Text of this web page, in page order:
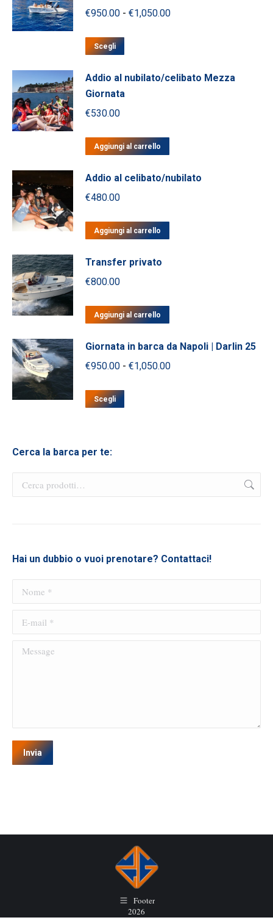
€1,100.00
Le
opzioni
scelte
nella
prodotto
€950.00 - €1,050.00Fascia
€950.00
Scegli
ha
più
opzioni
possono
scelte
del
prodotto
Addio al nubilato/celibato Mezza
Giornata
€530.00
Aggiungi al carrello
Addio al celibato/nubilato
€480.00
Aggiungi al carrello
Transfer privato
€800.00
Aggiungi al carrello
Giornata in barca da Napoli | Darlin 25
€950.00 - €1,050.00Fascia
Scegli
Le
pagina
del
Cerca la barca per te:
Hai un dubbio o vuoi prenotare? Contattaci!
Nome *
E-mail *
Message
Invia
Footer
2026